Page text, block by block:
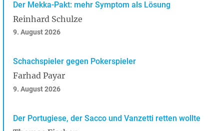
Der Mekka-Pakt: mehr Symptom als Lösung
Reinhard Schulze
9. August 2026
Schachspieler gegen Pokerspieler
Farhad Payar
9. August 2026
Der Portugiese, der Sacco und Vanzetti retten wollte